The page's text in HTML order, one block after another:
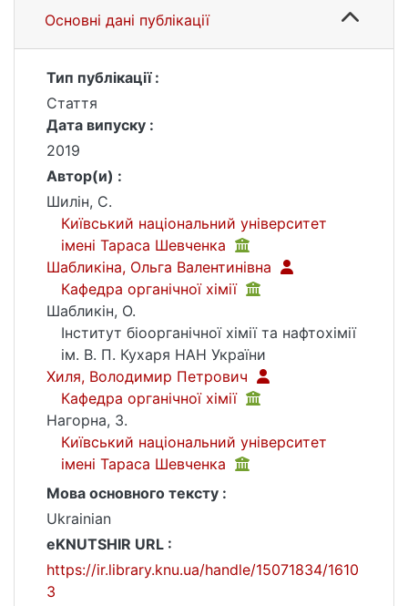
Основні дані публікації
Тип публікації :
Стаття
Дата випуску :
2019
Автор(и) :
Шилін, С.
Київський національний університет
імені Тараса Шевченка
Шабликіна, Ольга Валентинівна
Кафедра органічної хімії
Шабликін, О.
Інститут біоорганічної хімії та нафтохімії
ім. В. П. Кухаря НАН України
Хиля, Володимир Петрович
Кафедра органічної хімії
Нагорна, З.
Київський національний університет
імені Тараса Шевченка
Мова основного тексту :
Ukrainian
eKNUTSHIR URL :
https://ir.library.knu.ua/handle/15071834/1610
3